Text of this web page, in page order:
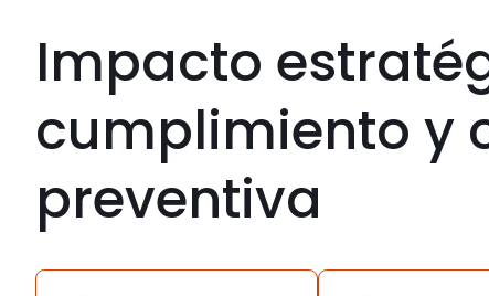
Impacto
cumplimiento y
preventiva